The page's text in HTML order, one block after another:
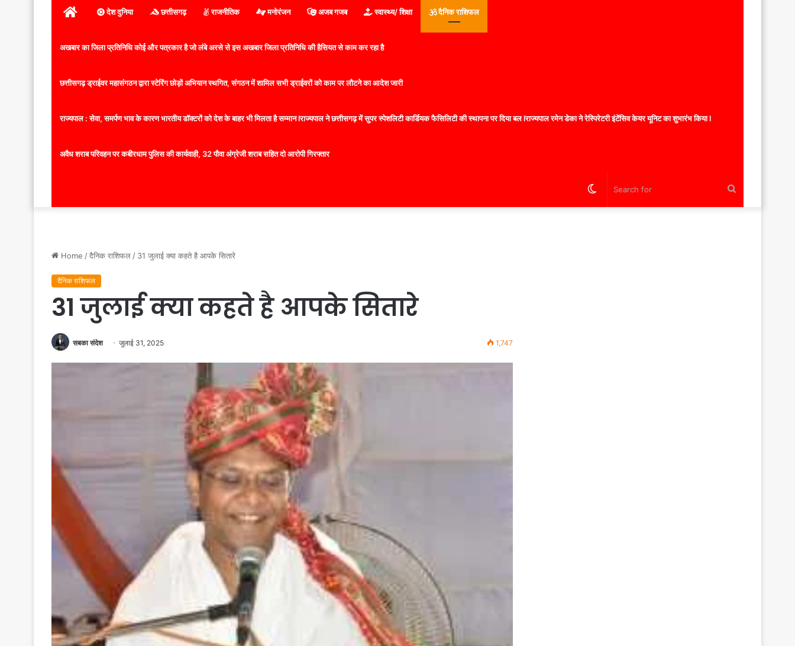
होम देश दुनिया छत्तीसगढ़ राजनीतिक मनोरंजन अजब गजब स्वास्थ्य/ शिक्षा दैनिक राशिफल
अखबार का जिला प्रतिनिधि कोई और पत्रकार है जो लंबे अरसे से इस अखबार जिला प्रतिनिधि की हैसियत से काम कर रहा है
छत्तीसगढ़ ड्राईवर महासंगठन द्वारा स्टेरिंग छोड़ों अभियान स्थगित, संगठन में शामिल सभी ड्राईवरों को काम पर लौटने का आदेश जारी
राज्यपाल : सेवा, समर्पण भाव के कारण भारतीय डॉक्टरों को देश के बाहर भी मिलता है सम्मान lराज्यपाल ने छत्तीसगढ़ में सुपर स्पेशलिटी कार्डियक फैसिलिटी की स्थापना पर दिया बल lराज्यपाल रमेन डेका ने रेस्पिरेटरी इंटेंसिव केयर यूनिट का शुभारंभ किया l
अवैध शराब परिवहन पर कबीरधाम पुलिस की कार्यवाही, 32 पौवा अंग्रेजी शराब सहित दो आरोपी गिरफ्तार
Switch
Home /दैनिक राशिफल / 31 जुलाई क्या कहते है आपके सितारे
दैनिक राशिफल
31 जुलाई क्या कहते है आपके सितारे
सबका संदेश जुलाई 31, 2025 1,747